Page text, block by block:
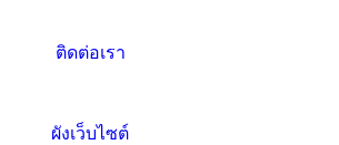
ติดต่อเรา
ผังเว็บไซต์